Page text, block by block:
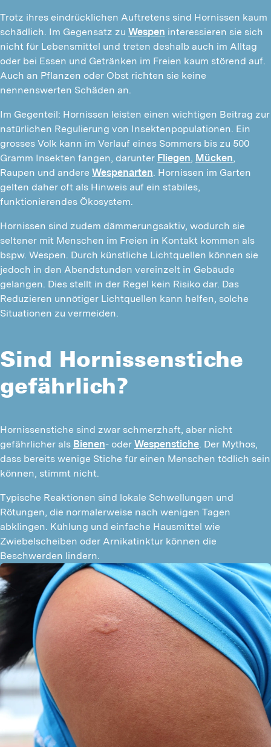
Trotz ihres eindrücklichen Auftretens sind Hornissen kaum
schädlich. Im Gegensatz zu Wespen interessieren sie sich
nicht für Lebensmittel und treten deshalb auch im Alltag
oder bei Essen und Getränken im Freien kaum störend auf.
Auch an Pflanzen oder Obst richten sie keine
nennenswerten Schäden an.
Im Gegenteil: Hornissen leisten einen wichtigen Beitrag zur
natürlichen Regulierung von Insektenpopulationen. Ein
grosses Volk kann im Verlauf eines Sommers bis zu 500
Gramm Insekten fangen, darunter Fliegen, Mücken,
Raupen und andere Wespenarten. Hornissen im Garten
gelten daher oft als Hinweis auf ein stabiles,
funktionierendes Ökosystem.
Hornissen sind zudem dämmerungsaktiv, wodurch sie
seltener mit Menschen im Freien in Kontakt kommen als
bspw. Wespen. Durch künstliche Lichtquellen können sie
jedoch in den Abendstunden vereinzelt in Gebäude
gelangen. Dies stellt in der Regel kein Risiko dar. Das
Reduzieren unnötiger Lichtquellen kann helfen, solche
Situationen zu vermeiden.
Sind Hornissenstiche
gefährlich?
Hornissenstiche sind zwar schmerzhaft, aber nicht
gefährlicher als Bienen- oder Wespenstiche. Der Mythos,
dass bereits wenige Stiche für einen Menschen tödlich sein
können, stimmt nicht.
Typische Reaktionen sind lokale Schwellungen und
Rötungen, die normalerweise nach wenigen Tagen
abklingen. Kühlung und einfache Hausmittel wie
Zwiebelscheiben oder Arnikatinktur können die
Beschwerden lindern.